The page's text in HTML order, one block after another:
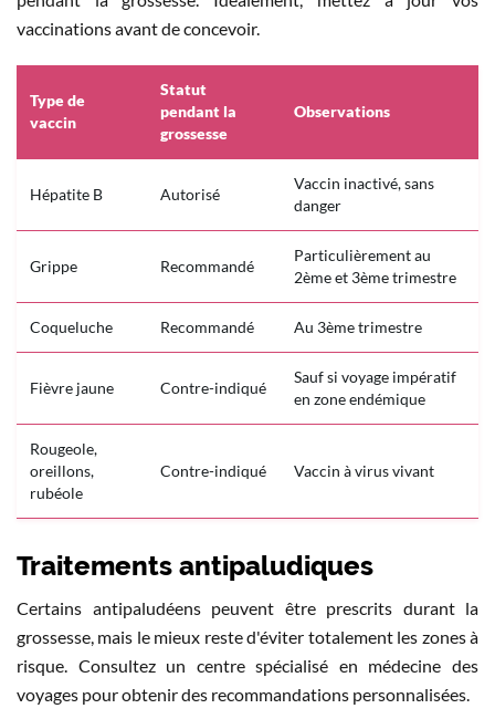
vaccinations avant de concevoir.
Type de
vaccin
Statut
pendant la
grossesse
Observations
Hépatite B Autorisé
Vaccin inactivé, sans
danger
Grippe Recommandé
Particulièrement au
2ème et 3ème trimestre
Coqueluche Recommandé Au 3ème trimestre
Fièvre jaune Contre-indiqué
Sauf si voyage impératif
en zone endémique
Rougeole,
oreillons,
rubéole
Contre-indiqué Vaccin à virus vivant
Traitements antipaludiques
Certains antipaludéens peuvent être prescrits durant la
grossesse, mais le mieux reste d'éviter totalement les zones à
risque. Consultez un centre spécialisé en médecine des
voyages pour obtenir des recommandations personnalisées.